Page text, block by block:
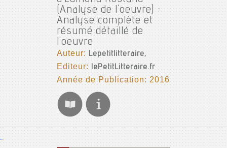
(Analyse de l'oeuvre) :
Analyse complète et
résumé détaillé de
l'oeuvre
Auteur:Lepetitlitteraire,
Editeur: lePetitLitteraire.fr
Année de Publication: 2016